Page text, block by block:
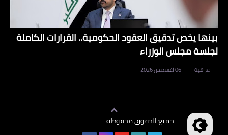
بينها يخص تدقيق العقود الحكومية.. القرارات الكاملة
لجلسة مجلس الوزراء
عراقية 06 أغسطس 2026
جميع الحقوق محفوظة